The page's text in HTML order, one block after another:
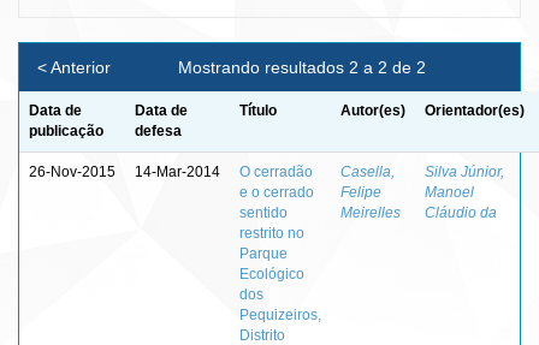
Mostrando resultados 2 a 2 de 2
< Anterior
Data de
publicação
Data de
defesa
Título Autor(es) Orientador(es)
26-Nov-2015 14-Mar-2014
O cerradão
e o cerrado
sentido
restrito no
Parque
Ecológico
dos
Pequizeiros,
Distrito
Casella,
Felipe
Meirelles
Silva Júnior,
Manoel
Cláudio da